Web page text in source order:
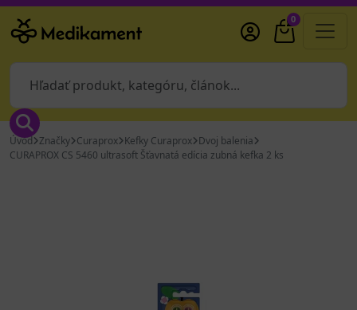
0
Úvod Značky Curaprox Kefky Curaprox Dvoj balenia
CURAPROX CS 5460 ultrasoft Šťavnatá edícia zubná kefka 2 ks